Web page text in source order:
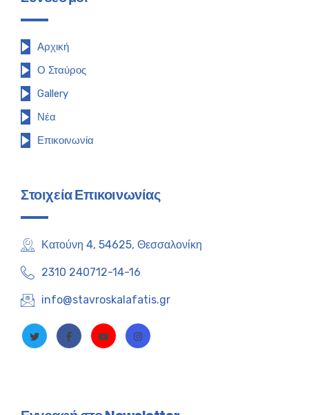
Αρχική
Ο Σταύρος
Gallery
Νέα
Επικοινωνία
Στοιχεία Επικοινωνίας
Κατούνη 4, 54625, Θεσσαλονίκη
2310 240712-14-16
info@stavroskalafatis.gr